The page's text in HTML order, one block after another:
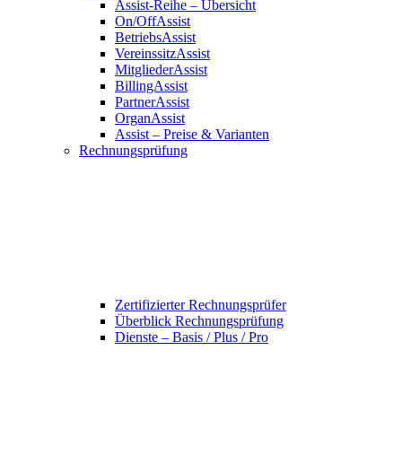
Assist-Reihe – Übersicht
On/OffAssist
BetriebsAssist
VereinssitzAssist
MitgliederAssist
BillingAssist
PartnerAssist
OrganAssist
Assist – Preise & Varianten
Rechnungsprüfung
Zertifizierter Rechnungsprüfer
Überblick Rechnungsprüfung
Dienste – Basis / Plus / Pro